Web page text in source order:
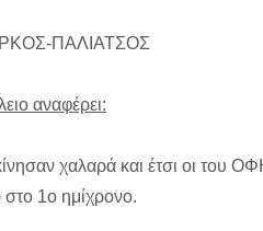
ΠΑΛΙΑΤΣΟΣ
αναφέρει:
χαλαρά και έτσι οι του
στο 1ο ημίχρονο.